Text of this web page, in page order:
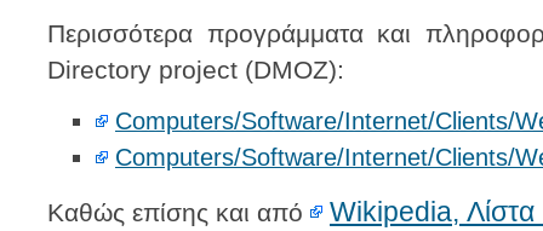
Περισσότερα προγράμματα και
Directory project (DMOZ):
Computers/Software/Internet/Clients/
Computers/Software/Internet/Clients/
Καθώς επίσης και από Wikipedia,